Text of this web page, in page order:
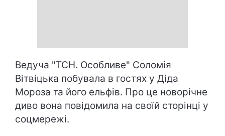
Ведуча "ТСН. Особливе" Соломія
Вітвіцька побувала в гостях у Діда
Мороза та його ельфів. Про це новорічне
диво вона повідомила на своїй сторінці у
соцмережі.